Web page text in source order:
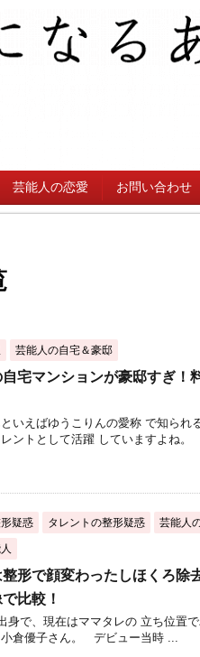
芸能人の恋愛 お問い合わせ
芸能人の自宅＆豪邸
宅マンションが豪邸すぎ！
いえばゆうこりんの愛称 で知られ
レントとして活躍 していますよね
疑惑 タレントの整形疑惑 芸能人
形で顔変わったしほくろ除
比較！
身で、現在はママタレの 立ち位置
倉優子さん。 デビュー当時 ...